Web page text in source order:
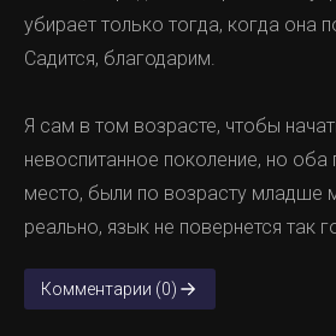
убирает только тогда, когда она
Садится, благодарим.
Я сам в том возрасте, чтобы
невоспитанное поколение, но оба
место, были по возрасту младше
реально, язык не повернется так
Комментарии (0)